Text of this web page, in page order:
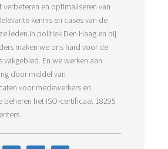
verbeteren en optimaliseren van
kennis en cases van de
leden.In politiek Den Haag en bij
maken we ons hard voor de
vakgebied. En we werken aan
door middel van
voor medewerkers en
beheren het ISO-certificaat 18295